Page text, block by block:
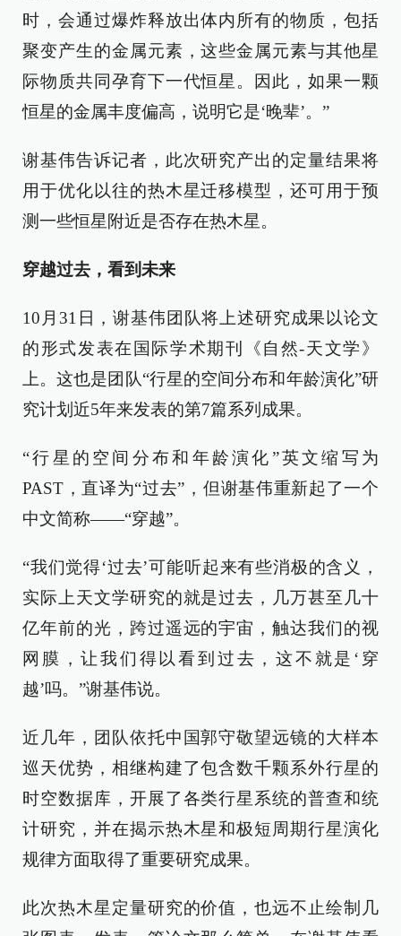
时，会通过爆炸释放出体内所有的物质，包括
聚变产生的金属元素，这些金属元素与其他星
际物质共同孕育下一代恒星。因此，如果一颗
恒星的金属丰度偏高，说明它是‘晚辈’。”
谢基伟告诉记者，此次研究产出的定量结果将
用于优化以往的热木星迁移模型，还可用于预
测一些恒星附近是否存在热木星。
穿越过去，看到未来
10月31日，谢基伟团队将上述研究成果以论文
的形式发表在国际学术期刊《自然-天文学》
上。这也是团队“行星的空间分布和年龄演化”研
究计划近5年来发表的第7篇系列成果。
“行星的空间分布和年龄演化”英文缩写为
PAST，直译为“过去”，但谢基伟重新起了一个
中文简称——“穿越”。
“我们觉得‘过去’可能听起来有些消极的含义，
实际上天文学研究的就是过去，几万甚至几十
亿年前的光，跨过遥远的宇宙，触达我们的视
网膜，让我们得以看到过去，这不就是‘穿
越’吗。”谢基伟说。
近几年，团队依托中国郭守敬望远镜的大样本
巡天优势，相继构建了包含数千颗系外行星的
时空数据库，开展了各类行星系统的普查和统
计研究，并在揭示热木星和极短周期行星演化
规律方面取得了重要研究成果。
此次热木星定量研究的价值，也远不止绘制几